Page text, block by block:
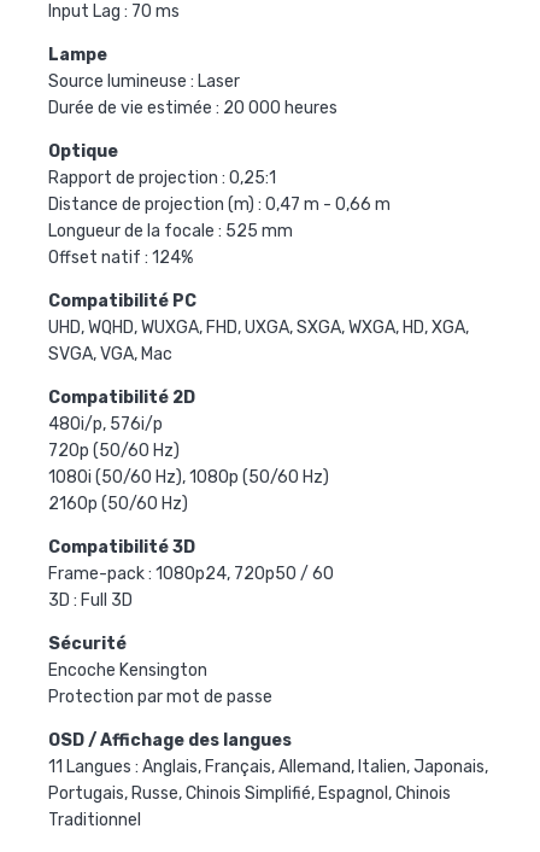
Input Lag : 70 ms
Lampe
Source lumineuse : Laser
Durée de vie estimée : 20 000 heures
Optique
Rapport de projection : 0,25:1
Distance de projection (m) : 0,47 m - 0,66 m
Longueur de la focale : 525 mm
Offset natif : 124%
Compatibilité PC
UHD, WQHD, WUXGA, FHD, UXGA, SXGA, WXGA, HD, XGA,
SVGA, VGA, Mac
Compatibilité 2D
480i/p, 576i/p
720p (50/60 Hz)
1080i (50/60 Hz), 1080p (50/60 Hz)
2160p (50/60 Hz)
Compatibilité 3D
Frame-pack : 1080p24, 720p50 / 60
3D : Full 3D
Sécurité
Encoche Kensington
Protection par mot de passe
OSD / Affichage des langues
11 Langues : Anglais, Français, Allemand, Italien, Japonais,
Portugais, Russe, Chinois Simplifié, Espagnol, Chinois
Traditionnel